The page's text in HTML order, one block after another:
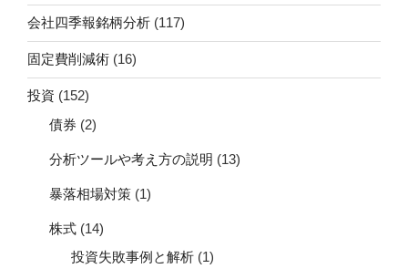
会社四季報銘柄分析 (117)
固定費削減術 (16)
投資 (152)
債券 (2)
分析ツールや考え方の説明 (13)
暴落相場対策 (1)
株式 (14)
投資失敗事例と解析 (1)